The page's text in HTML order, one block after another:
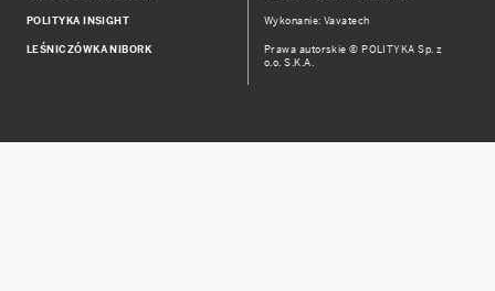
POLITYKA INSIGHT
LEŚNICZÓWKA NIBORK
Wykonanie: Vavatech
Prawa autorskie © POLITYKA Sp. z
o.o. S.K.A.